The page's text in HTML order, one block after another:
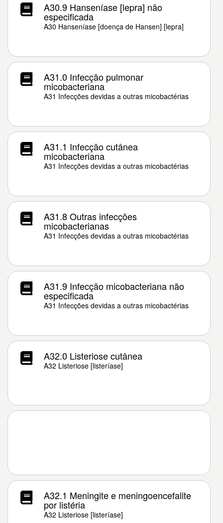
A30.9 Hanseníase [lepra] não
especificada
A30 Hanseníase [doença de Hansen] [lepra]
A31.0 Infecção pulmonar
micobacteriana
A31 Infecções devidas a outras micobactérias
A31.1 Infecção cutânea
micobacteriana
A31 Infecções devidas a outras micobactérias
A31.8 Outras infecções
micobacterianas
A31 Infecções devidas a outras micobactérias
A31.9 Infecção micobacteriana não
especificada
A31 Infecções devidas a outras micobactérias
A32.0 Listeriose cutânea
A32 Listeriose [listeríase]
A32.1 Meningite e meningoencefalite
por listéria
A32 Listeriose [listeríase]